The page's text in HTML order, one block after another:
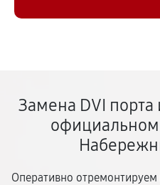
Замена DVI порта
официальном
Оперативно отремонтируем